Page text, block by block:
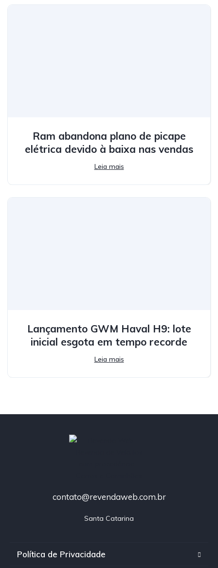
Ram abandona plano de picape
elétrica devido à baixa nas vendas
Leia mais
Lançamento GWM Haval H9: lote
inicial esgota em tempo recorde
Leia mais
contato@revendaweb.com.br
Santa Catarina
Política de Privacidade